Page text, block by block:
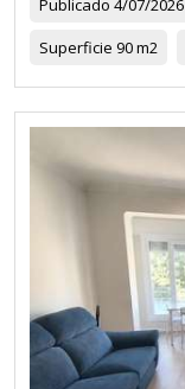
Publicado 4/07/2026
Superficie 90 m2